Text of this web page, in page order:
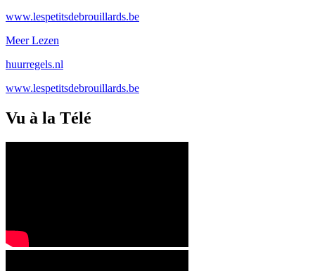
www.lespetitsdebrouillards.be
Meer Lezen
huurregels.nl
www.lespetitsdebrouillards.be
Vu à la Télé